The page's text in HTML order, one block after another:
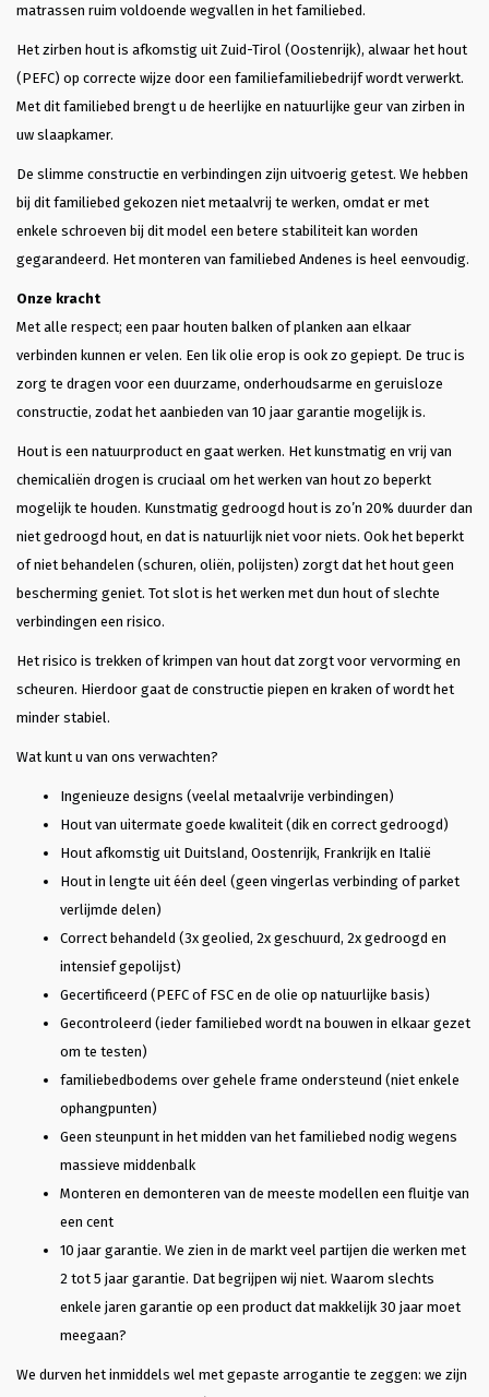
matrassen ruim voldoende wegvallen in het familiebed.
Het zirben hout is afkomstig uit Zuid-Tirol (Oostenrijk), alwaar het hout
(PEFC) op correcte wijze door een familiefamiliebedrijf wordt verwerkt.
Met dit familiebed brengt u de heerlijke en natuurlijke geur van zirben in
uw slaapkamer.
De slimme constructie en verbindingen zijn uitvoerig getest. We hebben
bij dit familiebed gekozen niet metaalvrij te werken, omdat er met
enkele schroeven bij dit model een betere stabiliteit kan worden
gegarandeerd. Het monteren van familiebed Andenes is heel eenvoudig.
Onze kracht
Met alle respect; een paar houten balken of planken aan elkaar
verbinden kunnen er velen. Een lik olie erop is ook zo gepiept. De truc is
zorg te dragen voor een duurzame, onderhoudsarme en geruisloze
constructie, zodat het aanbieden van 10 jaar garantie mogelijk is.
Hout is een natuurproduct en gaat werken. Het kunstmatig en vrij van
chemicaliën drogen is cruciaal om het werken van hout zo beperkt
mogelijk te houden. Kunstmatig gedroogd hout is zo’n 20% duurder dan
niet gedroogd hout, en dat is natuurlijk niet voor niets. Ook het beperkt
of niet behandelen (schuren, oliën, polijsten) zorgt dat het hout geen
bescherming geniet. Tot slot is het werken met dun hout of slechte
verbindingen een risico.
Het risico is trekken of krimpen van hout dat zorgt voor vervorming en
scheuren. Hierdoor gaat de constructie piepen en kraken of wordt het
minder stabiel.
Wat kunt u van ons verwachten?
Ingenieuze designs (veelal metaalvrije verbindingen)
Hout van uitermate goede kwaliteit (dik en correct gedroogd)
Hout afkomstig uit Duitsland, Oostenrijk, Frankrijk en Italië
Hout in lengte uit één deel (geen vingerlas verbinding of parket
verlijmde delen)
Correct behandeld (3x geolied, 2x geschuurd, 2x gedroogd en
intensief gepolijst)
Gecertificeerd (PEFC of FSC en de olie op natuurlijke basis)
Gecontroleerd (ieder familiebed wordt na bouwen in elkaar gezet
om te testen)
familiebedbodems over gehele frame ondersteund (niet enkele
ophangpunten)
Geen steunpunt in het midden van het familiebed nodig wegens
massieve middenbalk
Monteren en demonteren van de meeste modellen een fluitje van
een cent
10 jaar garantie. We zien in de markt veel partijen die werken met
2 tot 5 jaar garantie. Dat begrijpen wij niet. Waarom slechts
enkele jaren garantie op een product dat makkelijk 30 jaar moet
meegaan?
We durven het inmiddels wel met gepaste arrogantie te zeggen: we zijn